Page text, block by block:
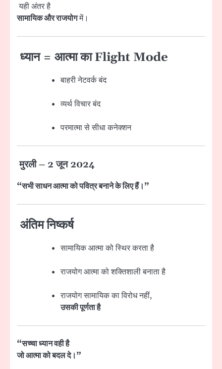
यही अंतर है
सामायिक और राजयोगमें।
ध्यान = आत्मा का Flight Mode
बाहरी नेटवर्क बंद
व्यर्थ विचार बंद
परमात्मा से सीधा कनेक्शन
मुरली – 2 जून 2024
“सभी साधन आत्मा को पवित्र बनाने के लिए हैं।”
अंतिम निष्कर्ष
सामायिक आत्मा को स्थिर करता है
राजयोग आत्मा को शक्तिशाली बनाता है
राजयोग सामायिक का विरोध नहीं,
उसकी पूर्णता है
“सच्चा ध्यान वही है
जो आत्मा को बदल दे।”